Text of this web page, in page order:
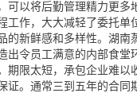
可以将后勤管理精力更
工作，大大减轻了委托
的新鲜感和多样性。湖
出令员工满意的内部食堂
期限太短，承包企业难
证。通常三到五年的合